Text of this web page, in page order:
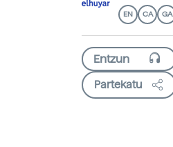
EN CA GA
Partekatu